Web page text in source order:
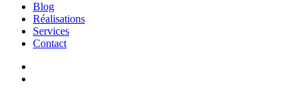
Blog
Réalisations
Services
Contact